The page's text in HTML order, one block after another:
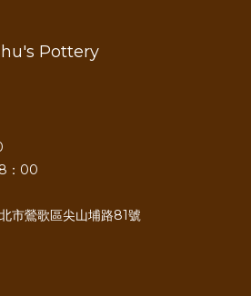
Pottery
間：
：00
市鶯歌區尖山埔路81號